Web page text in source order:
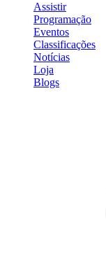
Assistir
Programação
Eventos
Classificações
Notícias
Loja
Blogs